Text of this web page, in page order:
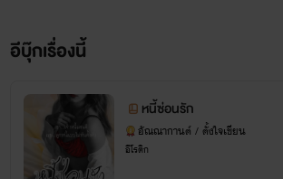
อีบุ๊กเรื่องนี้
หนี้ซ่อนรัก
อัณณากานต์ / ตั้งใจเขียน
อีโรติก